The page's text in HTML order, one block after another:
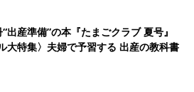
いしくて栄養たっぷりな食材を使って、
ーを抑えたメニューを紹介します。旬の
使うとお値段も抑えめになり、おすすめ
出産準備”の本『たまごクラブ 夏号』
大特集〉夫婦で予習する 出産の教科書